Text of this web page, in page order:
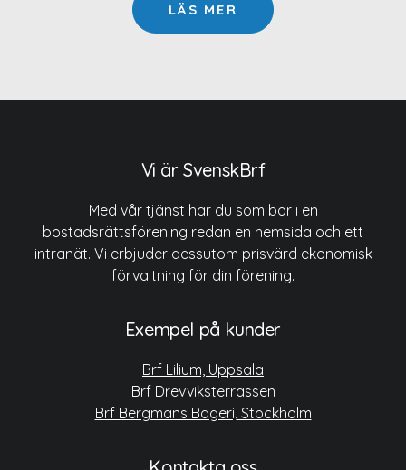
LÄS MER
Vi är SvenskBrf
Med vår tjänst har du som bor i en
bostadsrättsförening redan en hemsida och ett
intranät. Vi erbjuder dessutom prisvärd ekonomisk
förvaltning för din förening.
Exempel på kunder
Brf Lilium, Uppsala
Brf Drevviksterrassen
Brf Bergmans Bageri, Stockholm